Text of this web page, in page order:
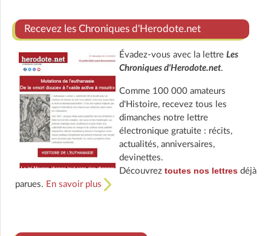
Recevez les Chroniques d'Herodote.net
Évadez-vous avec la lettre Les
Chroniques d'Herodote.net.
Comme 100 000 amateurs
d'Histoire, recevez tous les
dimanches notre lettre
électronique gratuite : récits,
actualités, anniversaires,
devinettes.
Découvrez toutes nos lettresdéjà
parues. En savoir plus